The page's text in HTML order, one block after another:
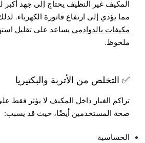
المكيف غير النظيف يحتاج إلى جهد أكبر
مما يؤدي إلى ارتفاع فاتورة الكهرباء.
مكيفات بالدوادمي يساعد على تقليل
ملحوظ.
✅ التخلص من الأتربة والبكتيريا
تراكم الغبار داخل المكيف لا يؤثر فقط
صحة المستخدمين أيضًا، حيث قد يسبب:
الحساسية